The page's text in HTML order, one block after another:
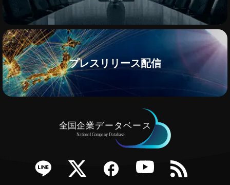
プレスリリース配信
Twitter Facebook YouTube RSS